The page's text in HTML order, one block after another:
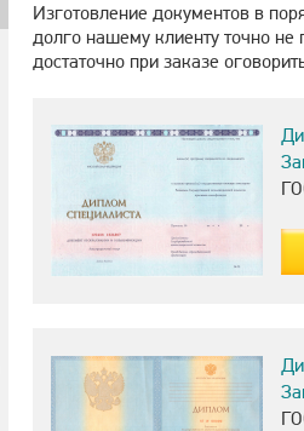
Изготовление документов в
долго нашему клиенту точно не
достаточно при заказе